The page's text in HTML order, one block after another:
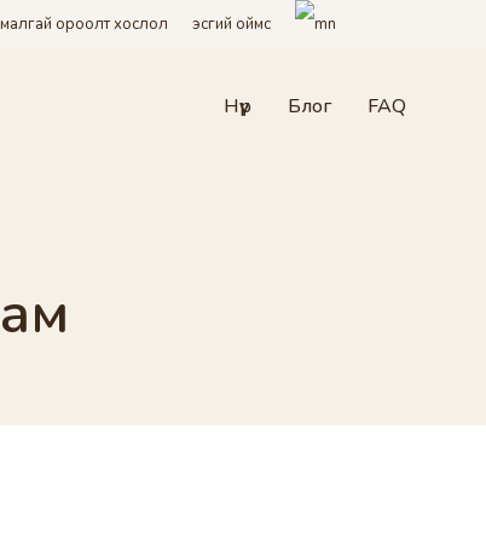
малгай ороолт хослол эсгий оймс
Нүүр Блог FAQ